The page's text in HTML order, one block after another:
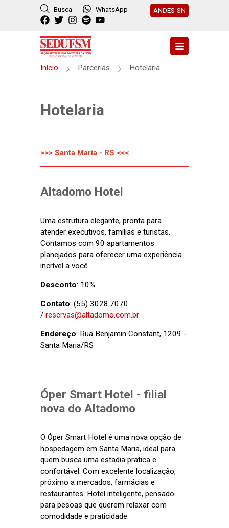
Busca WhatsApp ANDES-SN
Início Parcerias Hotelaria
Hotelaria
>>> Santa Maria - RS <<<
Altadomo Hotel
Uma estrutura elegante, pronta para
atender executivos, famílias e turistas.
Contamos com 90 apartamentos
planejados para oferecer uma experiência
incrível a você.
Desconto: 10%
Contato: (55) 3028.7070
/ reservas@altadomo.com.br
Endereço: Rua Benjamin Constant, 1209 -
Santa Maria/RS
Óper Smart Hotel - filial
nova do Altadomo
O Óper Smart Hotel é uma nova opção de
hospedagem em Santa Maria, ideal para
quem busca uma estadia pratica e
confortável. Com excelente localização,
próximo a mercados, farmácias e
restaurantes. Hotel inteligente, pensado
para pesoas que querem relaxar com
comodidade e praticidade.